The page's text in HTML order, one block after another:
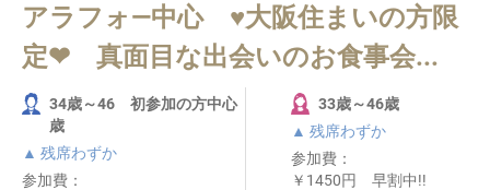
アラフォ―中心 ♥大阪住まいの方限
定❤ 真面目な出会いのお食事会...
34歳～46 初参加の方中心
歳
▲ 残席わずか
参加費：
33歳～46歳
▲ 残席わずか
参加費：
￥1450円 早割中!!